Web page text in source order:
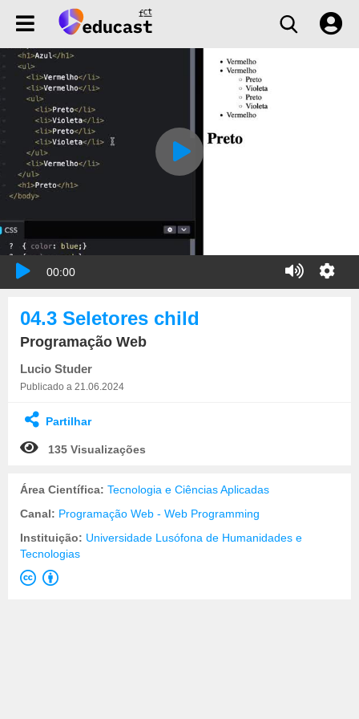
00:00
04.3 Seletores child
Programação Web
Lucio Studer
Publicado a 21.06.2024
Partilhar
135 Visualizações
Área Científica: Tecnologia e Ciências Aplicadas
Canal: Programação Web - Web Programming
Instituição: Universidade Lusófona de Humanidades e
Tecnologias